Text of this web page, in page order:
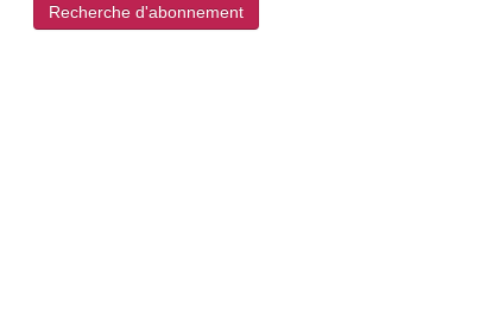
Recherche d'abonnement